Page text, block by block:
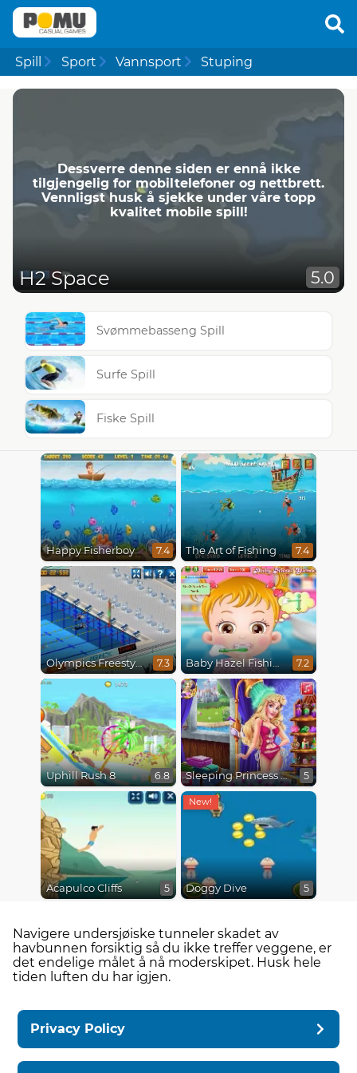
Spill Sport Vannsport Stuping
Dessverre denne siden er ennå ikke
tilgjengelig for mobiltelefoner og nettbrett.
Vennligst husk å sjekke under våre topp
kvalitet mobile spill!
H2 Space 5.0
Svømmebasseng Spill
Surfe Spill
Fiske Spill
Happy Fisherboy 7.4 The Art of Fishing 7.4
Olympics Freestyle 7.3 Baby Hazel Fishing Time 7.2
Uphill Rush 8 6.8 Sleeping Princess Swimming Pool 5
Acapulco Cliffs 5 Doggy Dive 5
Navigere undersjøiske tunneler skadet av
havbunnen forsiktig så du ikke treffer veggene, er
det endelige målet å nå moderskipet. Husk hele
tiden luften du har igjen.
Privacy Policy